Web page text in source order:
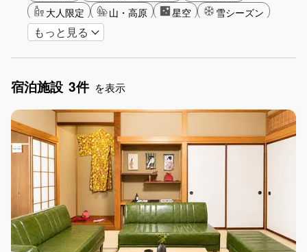
大人限定
山・高原 星空
雪シーズン
ゴルフ
もっと見る
宿泊施設 3件 を表示